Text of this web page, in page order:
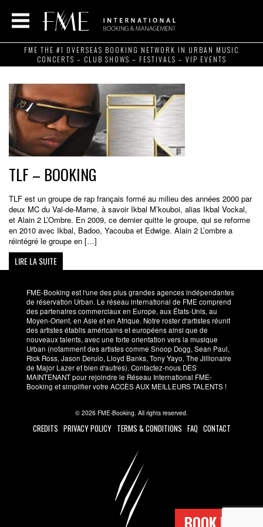
FME THE #1 OVERSEAS BOOKING NETWORK IN URBAN MUSIC
CONCERTS – CLUB SHOWS – FESTIVALS – VIP EVENTS
TLF – BOOKING
TLF est un groupe de rap français formé au milieu des années 2000 par
deux MC du Val-de-Marne, à savoir Ikbal M’kouboi, alias Ikbal Vockal,
et Alain 2 L’Ombre. En 2009, ce dernier quitte le groupe, qui se reforme
en 2010 avec Ikbal, Badoo, Yacouba et Edwige. Alain 2 L’ombre a
réintégré le groupe en […]
LIRE LA SUITE
FME-Booking est l'une des plus grandes agences indépendantes
de réservation Urban. Le réseau international de FME comprend
des partenaires commerciaux en Europe, aux États-Unis, au
Moyen-Orient, en Asie et en Afrique. Notre roster d'artistes réunit
des artistes établis américains et européens ainsi que de
nouveaux talents, avec une forte orientation vers la musique
Urban (notamment des artistes comme Snoop Dogg, Sean Paul,
Rick Ross, Jason Derulo, Lloyd Banks, Tony Yayo, The Jillionaire
de Major Lazer et bien d'autres). Contactez-nous DÈS
MAINTENANT pour rejoindre le Réseau International FME-
Booking et simplifier votre ACCÈS AUX MEILLEURS TALENTS !
© 2026 FME-Booking. All rights reserved.
CREDITS PRIVACY POLICY TERMS & CONDITIONS FAQ CONTACT
BOOK NOW !